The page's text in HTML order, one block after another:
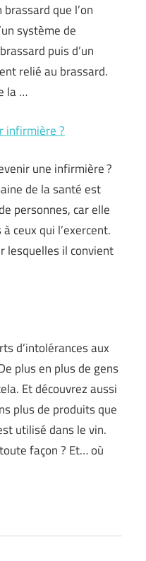
que l’on
système de
puis d’un
relié au brassard.
la …
infirmière ?
une infirmière ?
de la santé est
personnes, car elle
ceux qui l’exercent.
lesquelles il convient
d’intolérances aux
plus en plus de gens
Et découvrez aussi
plus de produits que
utilisé dans le vin.
façon ? Et… où